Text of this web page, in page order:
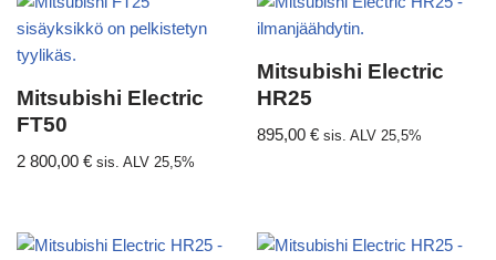
Mitsubishi Electric
FT50
2 800,00 € sis. ALV 25,5%
Mitsubishi Electric
HR25
895,00€ sis. ALV 25,5%